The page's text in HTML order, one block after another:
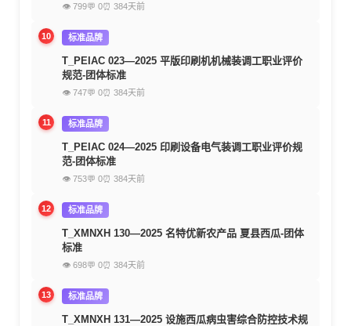
👁 799💬 0⏰ 384天前
10 标准品牌
T_PEIAC 023—2025 平版印刷机机械装调工职业评价
规范-团体标准
👁 747💬 0⏰ 384天前
11 标准品牌
T_PEIAC 024—2025 印刷设备电气装调工职业评价规
范-团体标准
👁 753💬 0⏰ 384天前
12 标准品牌
T_XMNXH 130—2025 名特优新农产品 夏县西瓜-团体
标准
👁 698💬 0⏰ 384天前
13 标准品牌
T_XMNXH 131—2025 设施西瓜病虫害综合防控技术规